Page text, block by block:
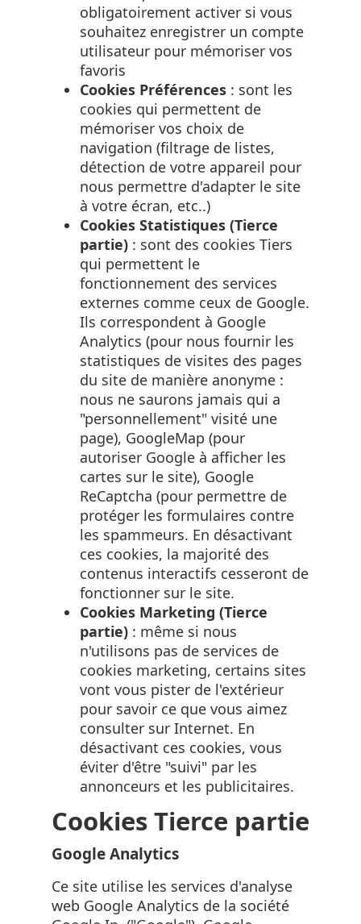
obligatoirement activer si vous
souhaitez enregistrer un compte
utilisateur pour mémoriser vos
favoris
Cookies Préférences : sont les
cookies qui permettent de
mémoriser vos choix de
navigation (filtrage de listes,
détection de votre appareil pour
nous permettre d'adapter le site
à votre écran, etc..)
Cookies Statistiques (Tierce
partie) : sont des cookies Tiers
qui permettent le
fonctionnement des services
externes comme ceux de Google.
Ils correspondent à Google
Analytics (pour nous fournir les
statistiques de visites des pages
du site de manière anonyme :
nous ne saurons jamais qui a
"personnellement" visité une
page), GoogleMap (pour
autoriser Google à afficher les
cartes sur le site), Google
ReCaptcha (pour permettre de
protéger les formulaires contre
les spammeurs. En désactivant
ces cookies, la majorité des
contenus interactifs cesseront de
fonctionner sur le site.
Cookies Marketing (Tierce
partie) : même si nous
n'utilisons pas de services de
cookies marketing, certains sites
vont vous pister de l'extérieur
pour savoir ce que vous aimez
consulter sur Internet. En
désactivant ces cookies, vous
éviter d'être "suivi" par les
annonceurs et les publicitaires.
Cookies Tierce partie
Google Analytics
Ce site utilise les services d'analyse
web Google Analytics de la société